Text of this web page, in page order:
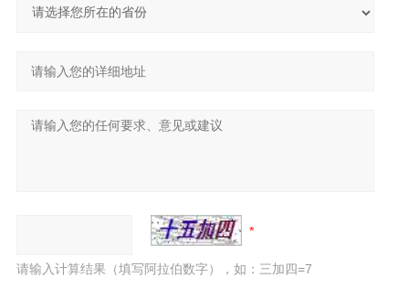
请输入计算结果（填写阿拉伯数字），如：三加四=7